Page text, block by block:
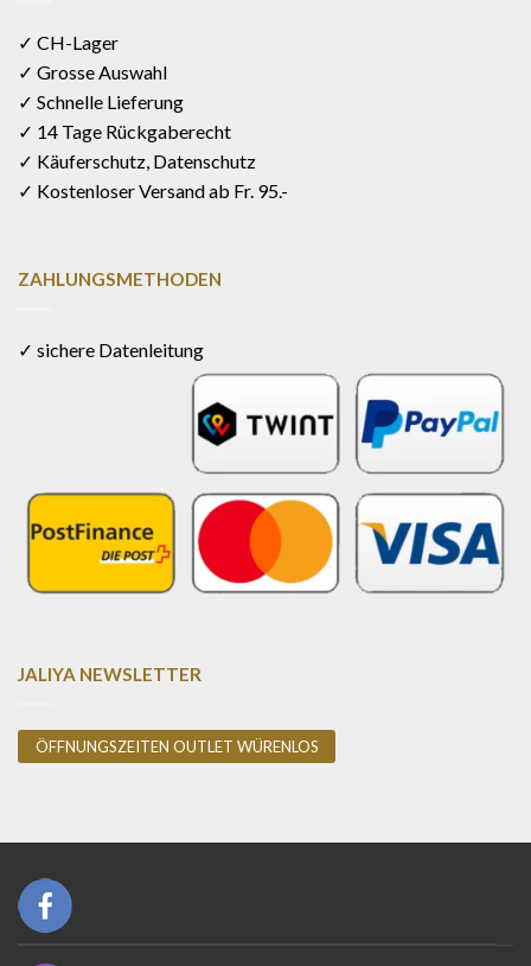
✓ CH-Lager
✓ Grosse Auswahl
✓ Schnelle Lieferung
✓ 14 Tage Rückgaberecht
✓ Käuferschutz, Datenschutz
✓ Kostenloser Versand ab Fr. 95.-
ZAHLUNGSMETHODEN
✓ sichere Datenleitung
JALIYA NEWSLETTER
ÖFFNUNGSZEITEN OUTLET WÜRENLOS